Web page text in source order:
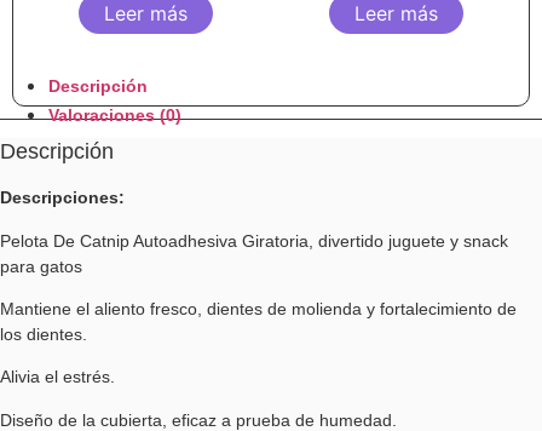
Leer más Leer más
Descripción
Valoraciones (0)
Descripción
Descripciones:
Pelota De Catnip Autoadhesiva Giratoria, divertido juguete y snack
para gatos
Mantiene el aliento fresco, dientes de molienda y fortalecimiento de
los dientes.
Alivia el estrés.
Diseño de la cubierta, eficaz a prueba de humedad.